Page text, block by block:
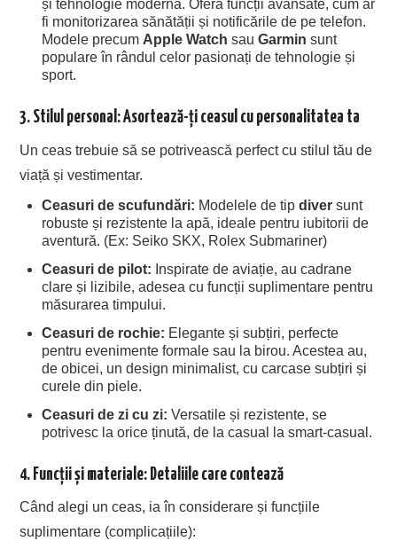
și tehnologie modernă. Oferă funcții avansate, cum ar
fi monitorizarea sănătății și notificările de pe telefon.
Modele precumApple Watch sauGarmin sunt
populare în rândul celor pasionați de tehnologie și
sport.
3. Stilul personal: Asortează-ți ceasul cu personalitatea ta
Un ceas trebuie să se potrivească perfect cu stilul tău de
viață și vestimentar.
Ceasuri de scufundări: Modelele de tipdiver sunt
robuste și rezistente la apă, ideale pentru iubitorii de
aventură. (Ex: Seiko SKX, Rolex Submariner)
Ceasuri de pilot: Inspirate de aviație, au cadrane
clare și lizibile, adesea cu funcții suplimentare pentru
măsurarea timpului.
Ceasuri de rochie: Elegante și subțiri, perfecte
pentru evenimente formale sau la birou. Acestea au,
de obicei, un design minimalist, cu carcase subțiri și
curele din piele.
Ceasuri de zi cu zi: Versatile și rezistente, se
potrivesc la orice ținută, de la casual la smart-casual.
4. Funcții și materiale: Detaliile care contează
Când alegi un ceas, ia în considerare și funcțiile
suplimentare (complicațiile):